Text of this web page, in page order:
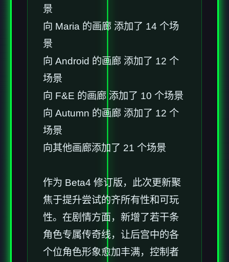
景
向 Maria 的画廊 添加了 14 个场
景
向 Android 的画廊 添加了 12 个
场景
向 F&E 的画廊 添加了 10 个场景
向 Autumn 的画廊 添加了 12 个
场景
向其他画廊添加了 21 个场景
作为 Beta4 修订版，此次更新聚
焦于提升尝试的齐所有性和可玩
性。在剧情方面，新增了若干条
角色专属传奇线，让后宫中的各
个位角色形象愈加丰满，控制者